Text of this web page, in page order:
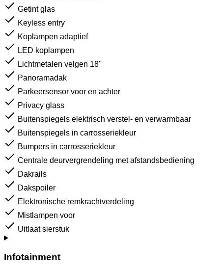
Getint glas
Keyless entry
Koplampen adaptief
LED koplampen
Lichtmetalen velgen 18''
Panoramadak
Parkeersensor voor en achter
Privacy glass
Buitenspiegels elektrisch verstel- en verwarmbaar
Buitenspiegels in carrosseriekleur
Bumpers in carrosseriekleur
Centrale deurvergrendeling met afstandsbediening
Dakrails
Dakspoiler
Elektronische remkrachtverdeling
Mistlampen voor
Uitlaat sierstuk
Infotainment